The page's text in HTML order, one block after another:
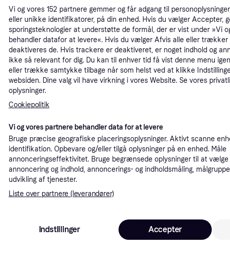
Specifikationer
- 249 g - C0
Combo (EU)
g - C0
Vi og vores 152 partnere gemmer og får adgang til
eller unikke identifikatorer, på din enhed. Hvis du vælger Accepter,
sporingsteknologier at understøtte de formål, der er vist under »Vi
behandler datafor at levere«. Hvis du vælger Afvis alle eller
deaktiveres de. Hvis trackere er deaktiveret, er noget indhold og
ikke så relevant for dig. Du kan til enhver tid få vist denne menu
eller trække samtykke tilbage når som helst ved at klikke
websiden. Dine valg vil have virkning i vores Website. Se vores
oplysninger.
Cookiepolitik
Vi og vores partnere behandler data for at levere
Bruge præcise geografiske placeringsoplysninger. Aktivt scanne
identifikation. Opbevare og/eller tilgå oplysninger på en enhed. Måle
annonceringseffektivitet. Bruge begrænsede oplysninger til at vælge
annoncering og indhold, annoncerings- og indholdsmåling,
udvikling af tjenester.
Liste over partnere (leverandører)
Indstillinger Accepter